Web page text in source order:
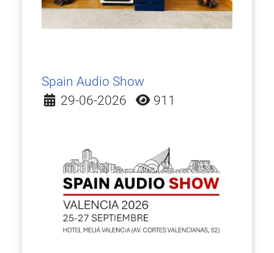
Spain Audio Show
Detalles
29-06-2026 911